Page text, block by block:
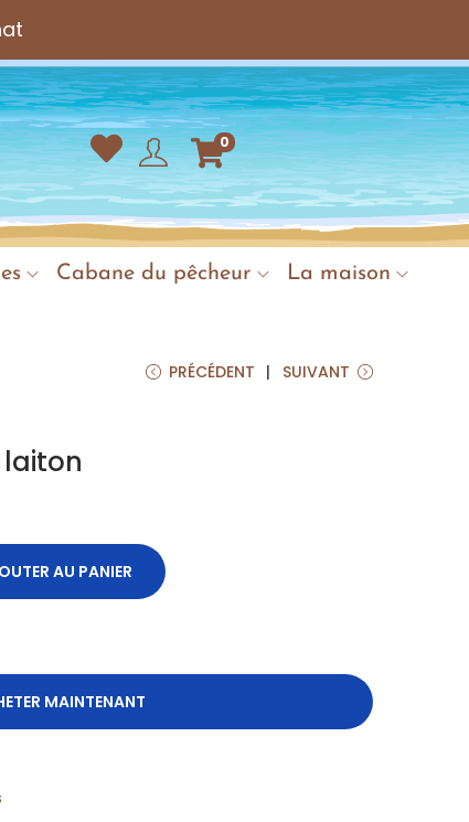
0
Cabane du pêcheur
La maison
PRÉCÉDENT SUIVANT
AU PANIER
MAINTENANT